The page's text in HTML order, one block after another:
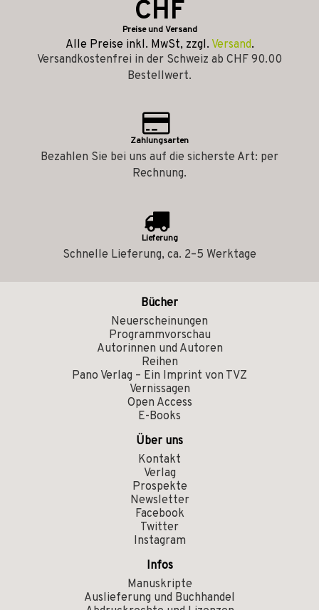
CHF
Preise und Versand
Alle Preise inkl. MwSt, zzgl. Versand.
Versandkostenfrei in der Schweiz ab CHF 90.00
Bestellwert.
Zahlungsarten
Bezahlen Sie bei uns auf die sicherste Art: per
Rechnung.
Lieferung
Schnelle Lieferung, ca. 2–5 Werktage
Bücher
Neuerscheinungen
Programmvorschau
Autorinnen und Autoren
Reihen
Pano Verlag – Ein Imprint von TVZ
Vernissagen
Open Access
E-Books
Über uns
Kontakt
Verlag
Prospekte
Newsletter
Facebook
Twitter
Instagram
Infos
Manuskripte
Auslieferung und Buchhandel